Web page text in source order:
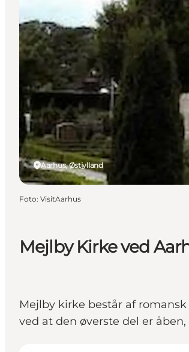
Mejlby Kirke ved
Mejlby kirke består af
ved at den øverste del er
Aarhus, Østjylland
Foto: VisitAarhus